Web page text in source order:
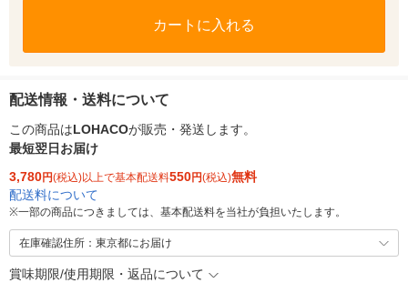
カートに入れる
配送情報・送料について
この商品はLOHACOが販売・発送します。
最短翌日お届け
3,780円(税込)以上で基本配送料550円(税込)無料
配送料について
※一部の商品につきましては、基本配送料を当社が負担いたします。
在庫確認住所：東京都にお届け
賞味期限/使用期限・返品について